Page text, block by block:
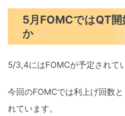
5月FOMCではQT開
か
5/3,4にはFOMCが予定されて
今回のFOMCでは利上げ回数
れています。